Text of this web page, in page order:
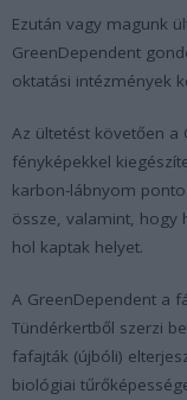
Ezután vagy magunk
GreenDependent
oktatási intézmények
Az ültetést követően a
fényképekkel
karbon-lábnyom
össze, valamint, hogy
hol kaptak helyet.
A GreenDependent a
Tündérkertből szerzi
fafajták (újbóli)
biológiai